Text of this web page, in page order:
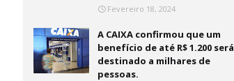
Fevereiro 18, 2024
A CAIXA confirmou que um
benefício de até R$ 1.200 será
destinado a milhares de
pessoas.